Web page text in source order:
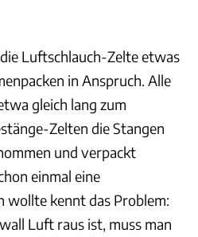
Luftschlauch-Zelte etwas
in Anspruch. Alle
gleich lang zum
Zelten die Stangen
und verpackt
einmal eine
kennt das Problem:
Luft raus ist, muss man